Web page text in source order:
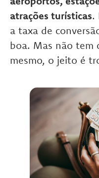
atrações turísticas.
a taxa de
boa. Mas não tem
mesmo, o jeito é